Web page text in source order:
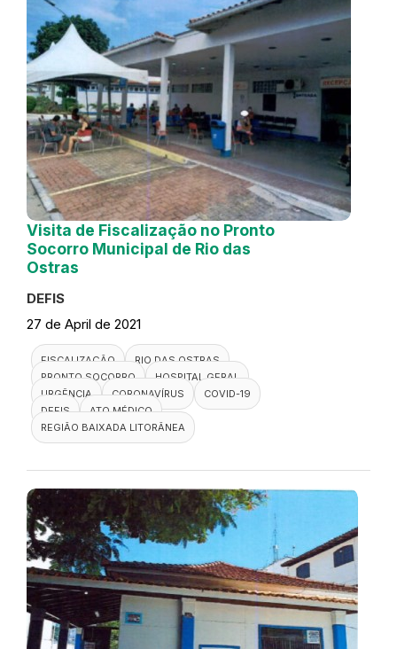
Visita de Fiscalização no Pronto
Socorro Municipal de Rio das
Ostras
DEFIS
27 de April de 2021
FISCALIZAÇÃO
RIO DAS OSTRAS
PRONTO SOCORRO
HOSPITAL GERAL
URGÊNCIA
CORONAVÍRUS
COVID-19
DEFIS
ATO MÉDICO
REGIÃO BAIXADA LITORÂNEA